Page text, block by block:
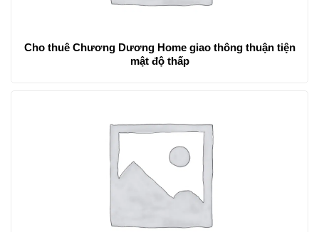
Cho thuê Chương Dương Home giao thông thuận tiện
mật độ thấp